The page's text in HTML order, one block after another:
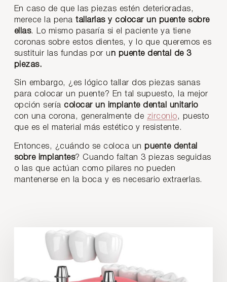
En caso de que las piezas estén deterioradas,
merece la pena tallarlas y colocar un puente sobre
ellas. Lo mismo pasaría si el paciente ya tiene
coronas sobre estos dientes, y lo que queremos es
sustituir las fundas por un puente dental de 3
piezas.
Sin embargo, ¿es lógico tallar dos piezas sanas
para colocar un puente? En tal supuesto, la mejor
opción sería colocar un implante dental unitario
con una corona, generalmente de zirconio, puesto
que es el material más estético y resistente.
Entonces, ¿cuándo se coloca un puente dental
sobre implantes? Cuando faltan 3 piezas seguidas
o las que actúan como pilares no pueden
mantenerse en la boca y es necesario extraerlas.